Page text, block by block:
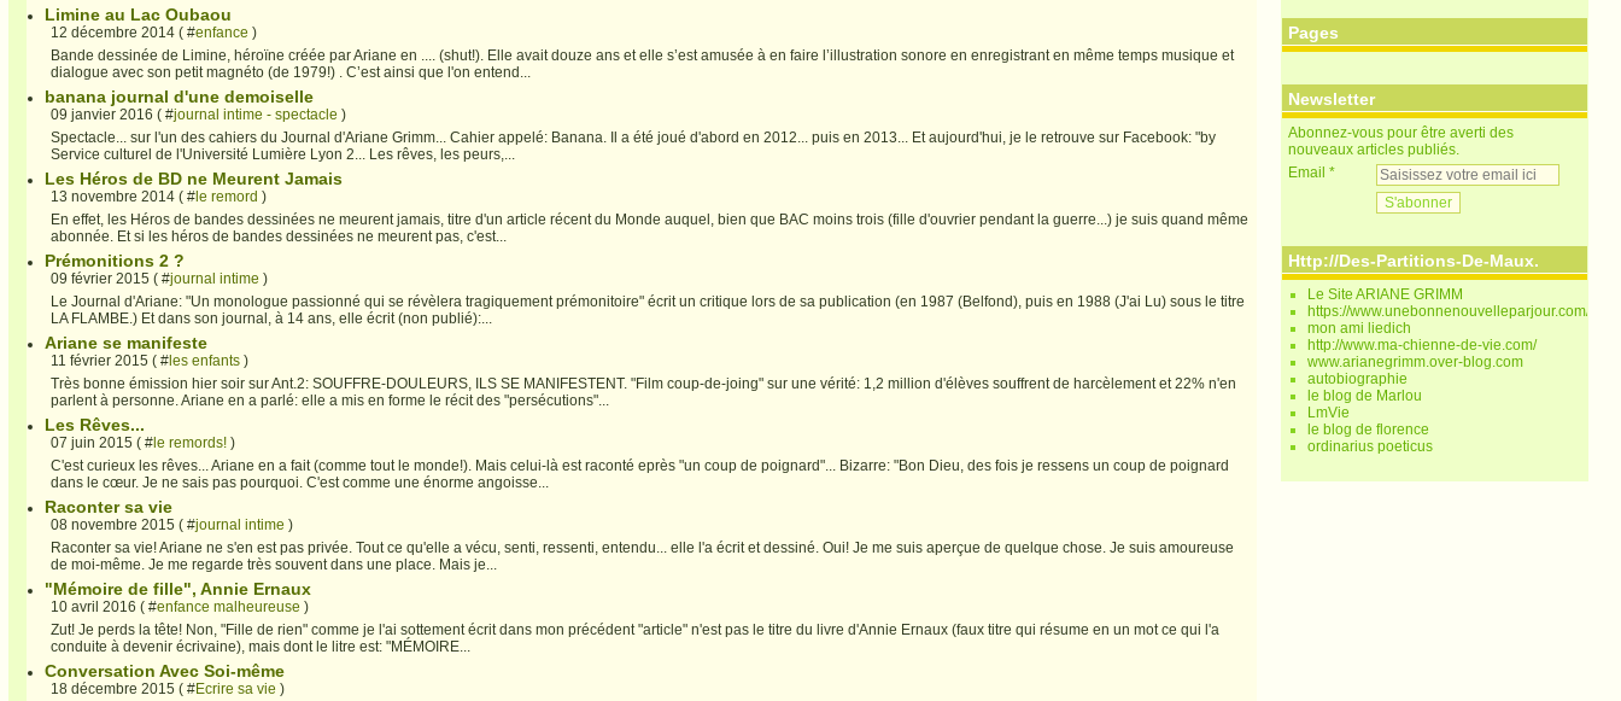
Limine au Lac Oubaou
12 décembre 2014 ( #enfance )
Bande dessinée de Limine, héroïne créée par Ariane en .... (shut!). Elle avait douze ans et elle s’est amusée à en faire l’illustration sonore en enregistrant en même temps musique et
dialogue avec son petit magnéto (de 1979!) . C’est ainsi que l'on entend...
banana journal d'une demoiselle
09 janvier 2016 ( #journal intime - spectacle )
Spectacle... sur l'un des cahiers du Journal d'Ariane Grimm... Cahier appelé: Banana. Il a été joué d'abord en 2012... puis en 2013... Et aujourd'hui, je le retrouve sur Facebook: "by
Service culturel de l'Université Lumière Lyon 2... Les rêves, les peurs,...
Les Héros de BD ne Meurent Jamais
13 novembre 2014 ( #le remord )
En effet, les Héros de bandes dessinées ne meurent jamais, titre d'un article récent du Monde auquel, bien que BAC moins trois (fille d'ouvrier pendant la guerre...) je suis quand même
abonnée. Et si les héros de bandes dessinées ne meurent pas, c'est...
Prémonitions 2 ?
09 février 2015 ( #journal intime )
Le Journal d'Ariane: "Un monologue passionné qui se révèlera tragiquement prémonitoire" écrit un critique lors de sa publication (en 1987 (Belfond), puis en 1988 (J'ai Lu) sous le titre
LA FLAMBE.) Et dans son journal, à 14 ans, elle écrit (non publié):...
Ariane se manifeste
11 février 2015 ( #les enfants)
Très bonne émission hier soir sur Ant.2: SOUFFRE-DOULEURS, ILS SE MANIFESTENT. "Film coup-de-joing" sur une vérité: 1,2 million d'élèves souffrent de harcèlement et 22% n'en
parlent à personne. Ariane en a parlé: elle a mis en forme le récit des "persécutions"...
Les Rêves...
07 juin 2015 ( #le remords!)
C'est curieux les rêves... Ariane en a fait (comme tout le monde!). Mais celui-là est raconté eprès "un coup de poignard"... Bizarre: "Bon Dieu, des fois je ressens un coup de poignard
dans le cœur. Je ne sais pas pourquoi. C'est comme une énorme angoisse...
Raconter sa vie
08 novembre 2015 ( #journal intime )
Raconter sa vie! Ariane ne s'en est pas privée. Tout ce qu'elle a vécu, senti, ressenti, entendu... elle l'a écrit et dessiné. Oui! Je me suis aperçue de quelque chose. Je suis amoureuse
de moi-même. Je me regarde très souvent dans une place. Mais je...
"Mémoire de fille", Annie Ernaux
10 avril 2016 ( #enfance malheureuse )
Zut! Je perds la tête! Non, "Fille de rien" comme je l'ai sottement écrit dans mon précédent "article" n'est pas le titre du livre d'Annie Ernaux (faux titre qui résume en un mot ce qui l'a
conduite à devenir écrivaine), mais dont le litre est: "MÉMOIRE...
Conversation Avec Soi-même
18 décembre 2015 ( #Ecrire sa vie )
Pages
Newsletter
Abonnez-vous pour être averti des
nouveaux articles publiés.
Email
Http://Des-Partitions-De-Maux.
Le Site ARIANE GRIMM
https://www.unebonnenouvelleparjour.com/
mon ami liedich
http://www.ma-chienne-de-vie.com/
www.arianegrimm.over-blog.com
autobiographie
le blog de Marlou
LmVie
le blog de florence
ordinarius poeticus